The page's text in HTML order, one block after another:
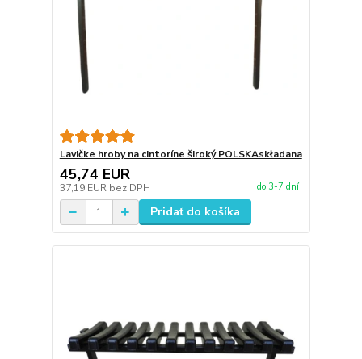
Lavičke hroby na cintoríne široký POLSKAskładana
45,74 EUR
37,19 EUR bez DPH do 3-7 dní
Pridať do košíka